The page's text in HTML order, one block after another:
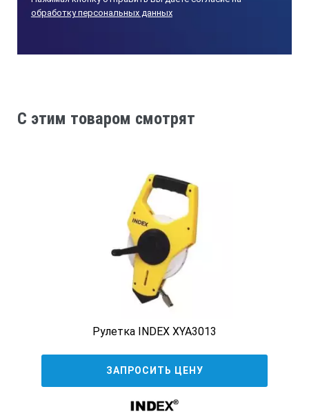
обработку персональных данных
C этим товаром смотрят
Рулетка INDEX XYA3013
ЗАПРОСИТЬ ЦЕНУ